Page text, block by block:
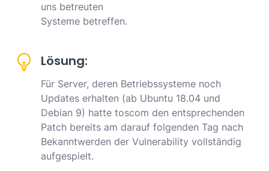
uns betreuten
Systeme betreffen.
Lösung:
Für Server, deren Betriebssysteme noch
Updates erhalten (ab Ubuntu 18.04 und
Debian 9) hatte toscom den entsprechenden
Patch bereits am darauf folgenden Tag nach
Bekanntwerden der Vulnerability vollständig
aufgespielt.